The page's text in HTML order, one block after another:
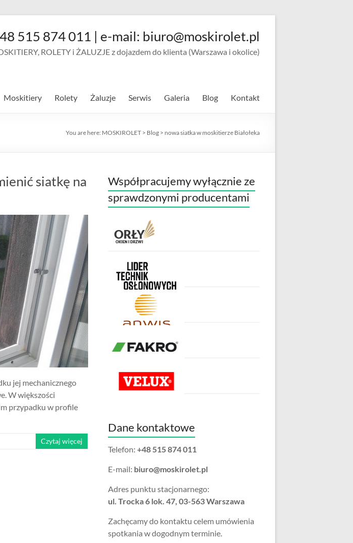
515 874 011 | e-mail: biuro@moskirolet.pl
ROLETY i ŻALUZJE z dojazdem do klienta (Warszawa i okolice)
Moskitiery Rolety Żaluzje Serwis Galeria Blog Kontakt
You are here: MOSKIROLET > Blog > nowa siatka w moskitierze Białołeka
siatkę na
jej mechanicznego
W większości
przypadku w profile
Czytaj więcej
Współpracujemy wyłącznie ze
sprawdzonymi producentami
Dane kontaktowe
Telefon: +48 515 874 011
E-mail: biuro@moskirolet.pl
Adres punktu stacjonarnego:
ul. Trocka 6 lok. 47, 03-563 Warszawa
Zachęcamy do kontaktu celem umówienia
spotkania w dogodnym terminie.